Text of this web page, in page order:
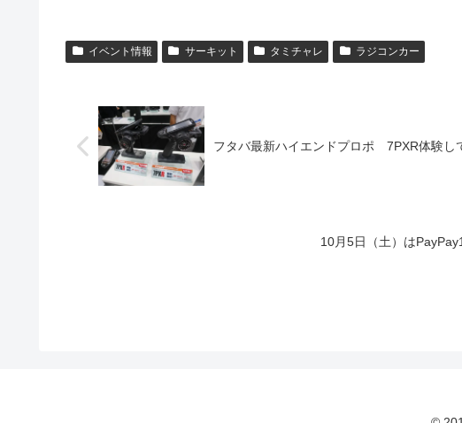
イベント情報 サーキット タミチャレ ラジコンカー
フタバ最新ハイエンドプロポ 7PXR体験し
10月5日（土）は